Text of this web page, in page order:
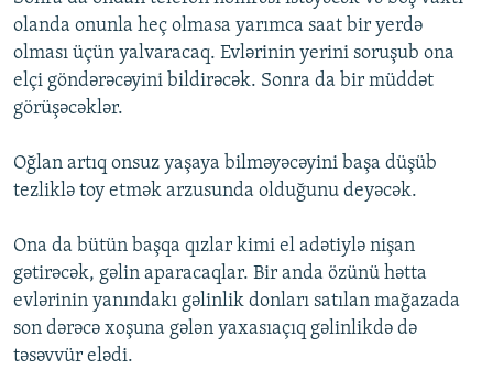
olanda onunla heç olmasa yarımca saat bir yerdə
olması üçün yalvaracaq. Evlərinin yerini soruşub ona
elçi göndərəcəyini bildirəcək. Sonra da bir müddət
görüşəcəklər.
Oğlan artıq onsuz yaşaya bilməyəcəyini başa düşüb
tezliklə toy etmək arzusunda olduğunu deyəcək.
Ona da bütün başqa qızlar kimi el adətiylə nişan
gətirəcək, gəlin aparacaqlar. Bir anda özünü hətta
evlərinin yanındakı gəlinlik donları satılan mağazada
son dərəcə xoşuna gələn yaxasıaçıq gəlinlikdə də
təsəvvür elədi.